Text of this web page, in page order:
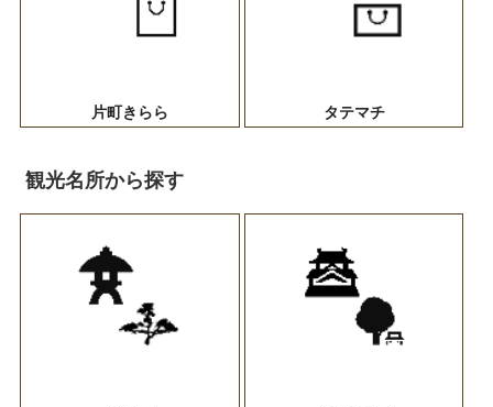
片町きらら タテマチ
観光名所から探す